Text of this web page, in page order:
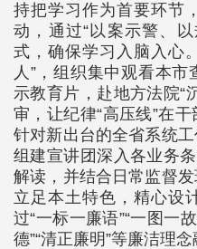
持把学习作为首要环节
动，通过“以案示警、
式，确保学习入脑入心
人”，组织集中观看本
示教育片，赴地方法院“
审，让纪律“高压线”在
针对新出台的全省系统
组建宣讲团深入各业务
解读，并结合日常监督
立足本土特色，精心设
过“一标一廉语”“一图一
德”“清正廉明”等廉洁理